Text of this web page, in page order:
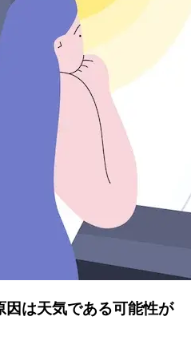
因は天気である可能性が